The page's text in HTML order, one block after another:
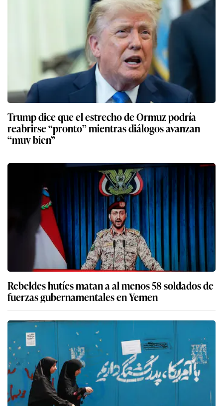
Trump dice que el estrecho de Ormuz podría
reabrirse “pronto” mientras diálogos avanzan
“muy bien”
Rebeldes hutíes matan a al menos 58 soldados de
fuerzas gubernamentales en Yemen